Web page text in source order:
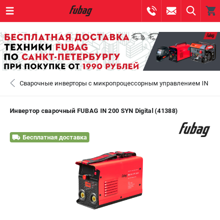
ВХОД ИЛИ РЕГИСТРАЦИЯ
ЗАКАЗАТЬ ЗАПЧАСТЬ
+7 (8112) 59-10-67 - ЗАКАЗ ЗАПЧАСТЕЙ
+7 (812) 317-60-57 - ЗАКАЗ ИЗДЕЛИЙ
САНКТ-ПЕТЕРБУРГ
0 ₽
Сварочные инверторы с микропроцессорным управлением IN
Инвертор сварочный FUBAG IN 200 SYN Digital (41388)
Бесплатная доставка